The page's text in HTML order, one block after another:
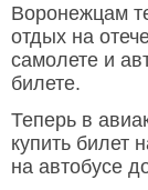
Воронежцам
отдых на
самолете и
билете.
Теперь в
купить билет
на автобусе